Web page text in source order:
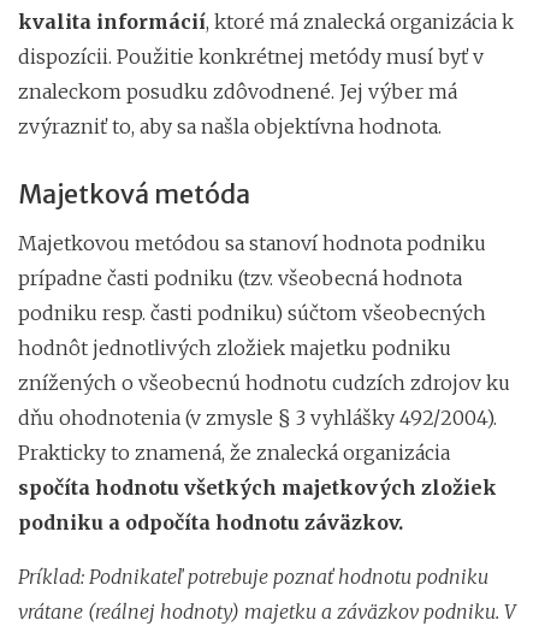
kvalita informácií, ktoré má znalecká organizácia k
dispozícii. Použitie konkrétnej metódy musí byť v
znaleckom posudku zdôvodnené. Jej výber má
zvýrazniť to, aby sa našla objektívna hodnota.
Majetková metóda
Majetkovou metódou sa stanoví hodnota podniku
prípadne časti podniku (tzv. všeobecná hodnota
podniku resp. časti podniku) súčtom všeobecných
hodnôt jednotlivých zložiek majetku podniku
znížených o všeobecnú hodnotu cudzích zdrojov ku
dňu ohodnotenia (v zmysle § 3 vyhlášky 492/2004).
Prakticky to znamená, že znalecká organizácia
spočíta hodnotu všetkých majetkových zložiek
podniku a odpočíta hodnotu záväzkov.
Príklad: Podnikateľ potrebuje poznať hodnotu podniku
vrátane (reálnej hodnoty) majetku a záväzkov podniku. V